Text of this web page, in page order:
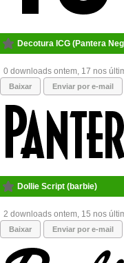
Decotura ICG (Pantera
0 downloads ontem, 17 nos
Baixar Enviar por e-mail
Dollie Script (barbie)
2 downloads ontem, 15 nos
Baixar Enviar por e-mail